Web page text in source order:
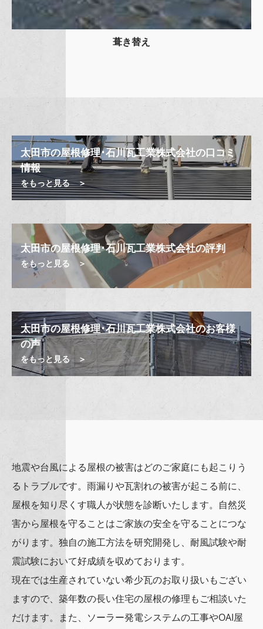
葺き替え
太田市の屋根修理･石川瓦工業株式会社の口コミ
情報
をもっと見る ＞
太田市の屋根修理･石川瓦工業株式会社の評判
をもっと見る ＞
太田市の屋根修理･石川瓦工業株式会社のお客様
の声
をもっと見る ＞
地震や台風による屋根の被害はどのご家庭にも起こりう
るトラブルです。雨漏りや瓦割れの被害が起こる前に、
屋根を知り尽くす職人が状態を診断いたします。自然災
害から屋根を守ることはご家族の安全を守ることにつな
がります。独自の施工方法を研究開発し、耐風試験や耐
震試験において好成績を収めております。
現在では生産されていない希少瓦のお取り扱いもござい
ますので、築年数の長い住宅の屋根の修理もご相談いた
だけます。また、ソーラー発電システムの工事やOAI屋